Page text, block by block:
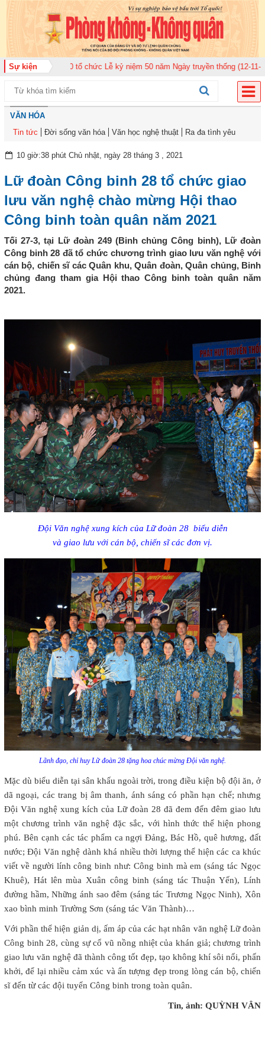
Sự kiệnquân 920 tổ chức Lễ kỷ niệm 50 năm Ngày truyền thống (12-11-1975/
VĂN HÓA
Tin tức
Đời sống văn hóa Văn học nghệ thuật Ra đa tình yêu
10 giờ:38 phút Chủ nhật, ngày 28 tháng 3 , 2021
Lữ đoàn Công binh 28 tổ chức giao
lưu văn nghệ chào mừng Hội thao
Công binh toàn quân năm 2021
Tối 27-3, tại Lữ đoàn 249 (Binh chủng Công binh), Lữ đoàn
Công binh 28 đã tổ chức chương trình giao lưu văn nghệ với
cán bộ, chiến sĩ các Quân khu, Quân đoàn, Quân chủng, Binh
chủng đang tham gia Hội thao Công binh toàn quân năm
2021.
Đội Văn nghệ xung kích của Lữ đoàn 28 biểu diễn
và giao lưu với cán bộ, chiến sĩ các đơn vị.
Lãnh đạo, chỉ huy Lữ đoàn 28 tặng hoa chúc mừng Đội văn nghệ.
Mặc dù biểu diễn tại sân khấu ngoài trời, trong điều kiện bộ đội ăn, ở
dã ngoại, các trang bị âm thanh, ánh sáng có phần hạn chế; nhưng
Đội Văn nghệ xung kích của Lữ đoàn 28 đã đem đến đêm giao lưu
một chương trình văn nghệ đặc sắc, với hình thức thể hiện phong
phú. Bên cạnh các tác phẩm ca ngợi Đảng, Bác Hồ, quê hương, đất
nước; Đội Văn nghệ dành khá nhiều thời lượng thể hiện các ca khúc
viết về người lính công binh như: Công binh mà em (sáng tác Ngọc
Khuê), Hát lên mùa Xuân công binh (sáng tác Thuận Yến), Lính
đường hầm, Những ánh sao đêm (sáng tác Trương Ngọc Ninh), Xôn
xao bình minh Trường Sơn (sáng tác Văn Thành)…
Với phần thể hiện giản dị, ấm áp của các hạt nhân văn nghệ Lữ đoàn
Công binh 28, cùng sự cổ vũ nồng nhiệt của khán giả; chương trình
giao lưu văn nghệ đã thành công tốt đẹp, tạo không khí sôi nổi, phấn
khởi, để lại nhiều cảm xúc và ấn tượng đẹp trong lòng cán bộ, chiến
sĩ đến từ các đội tuyển Công binh trong toàn quân.
Tin, ảnh: QUỲNH VÂN